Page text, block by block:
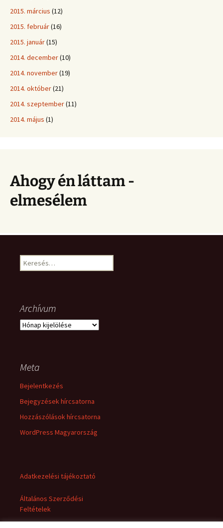
2015. március (12)
2015. február(16)
2015. január(15)
2014. december(10)
2014. november(19)
2014. október(21)
2014. szeptember(11)
2014. május (1)
Ahogy én láttam -
elmesélem
Keresés:
Archívum
Archívum
Meta
Bejelentkezés
Bejegyzések hírcsatorna
Hozzászólások hírcsatorna
WordPress Magyarország
Adatkezelési tájékoztató
Általános Szerződési
Feltételek